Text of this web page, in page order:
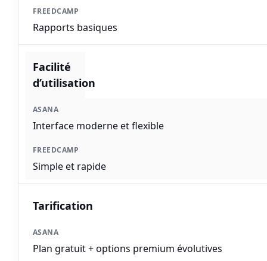
Rapports basiques
Facilité
d’utilisation
Interface moderne et flexible
Simple et rapide
Tarification
Plan gratuit + options premium évolutives